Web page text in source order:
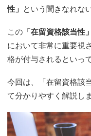
性」
という聞きなれな
この 「在留資格該当性」
において非常に重要視
格が付与されるといっ
今回は、「在留資格該
て分かりやすく解説し